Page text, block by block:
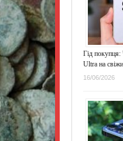
Гід
Ultra на
16/06/2026